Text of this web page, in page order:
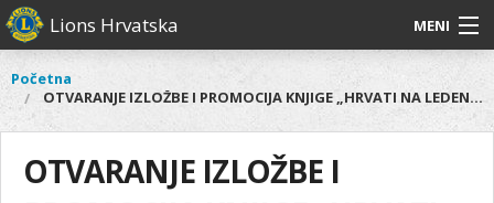
Skoči
na
sadržaj
Lions Hrvatska MENI
O nama
Lions Distrikt 126
Naši projekti
Glavni
izbornik
O
nama
Lions
Distrikt
126
Vi
ste
ovdje
Početna
OTVARANJE IZLOŽBE I PROMOCIJA KNJIGE „HRVATI NA LEDENOM MORU“ U BETINI NA MURTERU – MUZEJ DRVENE BETINSKE BRODOGRADNJE
OTVARANJE IZLOŽBE I